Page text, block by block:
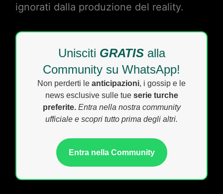
ignorati dalla produzione del reality.
Unisciti GRATISalla
Community su WhatsApp!
Non perderti le anticipazioni, i gossip e le
news esclusive sulle tue serie turche
preferite. Entra nella nostra community
ufficiale e scopri tutto prima degli altri.
Entra nella Community